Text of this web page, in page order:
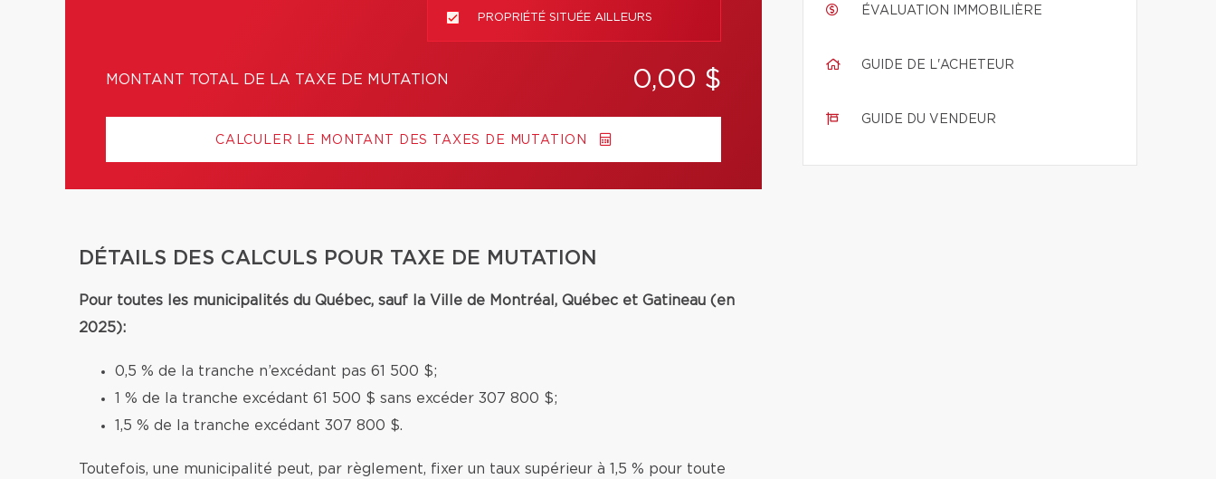
PROPRIÉTÉ SITUÉE AILLEURS
MONTANT TOTAL DE LA TAXE DE MUTATION 0,00 $
CALCULER LE MONTANT DES TAXES DE MUTATION
DÉTAILS DES CALCULS POUR TAXE DE MUTATION
Pour toutes les municipalités du Québec, sauf la Ville de Montréal, Québec et Gatineau (en
2025):
0,5 % de la tranche n’excédant pas 61 500 $;
1 % de la tranche excédant 61 500 $ sans excéder 307 800 $;
1,5 % de la tranche excédant 307 800 $.
Toutefois, une municipalité peut, par règlement, fixer un taux supérieur à 1,5 % pour toute
ÉVALUATION IMMOBILIÈRE
GUIDE DE L'ACHETEUR
GUIDE DU VENDEUR